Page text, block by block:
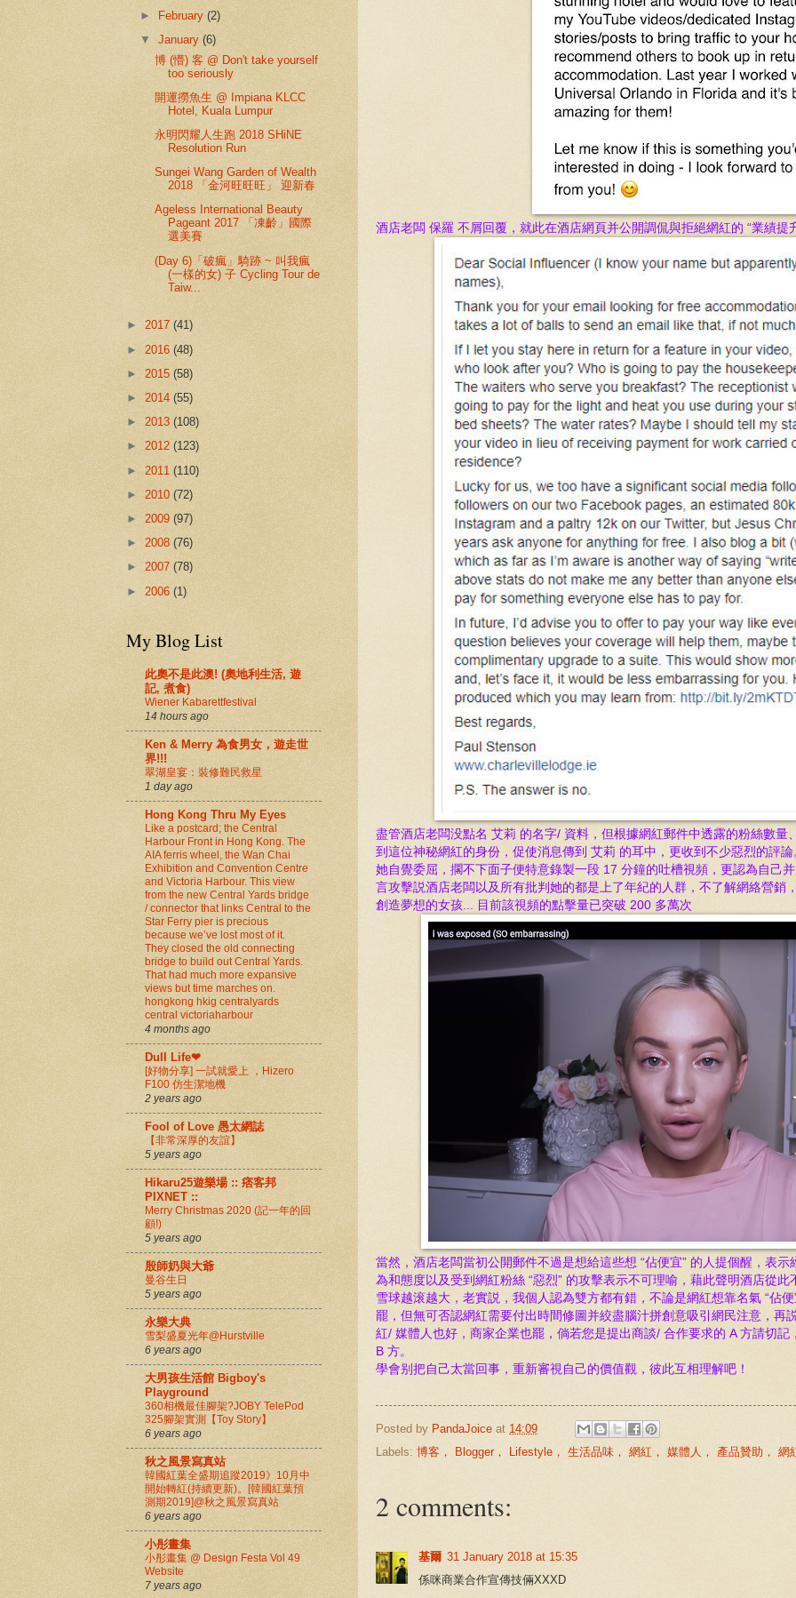
酒店老闆 保羅 不屑回覆，就此在酒店網頁并公開調侃與拒絕網紅的 “業績提
盡管酒店老闆没點名 艾莉 的名字/ 資料，但根據網紅郵件中透露的粉絲數
到這位神秘網紅的身份，促使消息傳到 艾莉 的耳中，更收到不少惡烈的評論
她自覺委屈，擱不下面子便特意錄製一段 17 分鐘的吐槽視頻， 更認為自己
言攻擊説酒店老闆以及所有批判她的都是上了年紀的人群，不了解網絡營銷
創造夢想的女孩...
目前該視頻的點擊量已突破 200 多萬次
當然，酒店老闆當初公開郵件不過是想給這些想 “佔便宜” 的人提個醒，表示
為和態度以及受到網紅粉絲 “惡烈” 的攻擊表示不可理喻，藉此聲明酒店從
雪球越滚越大， 老實説， 我個人認為雙方都有錯，不論是網紅想靠名氣 “佔
罷，但無可否認網紅需要付出時間修圖并絞盡腦汁拼創意吸引網民注意，再
紅/ 媒體人也好， 商家企業也罷，倘若您是提出商談/ 合作要求的 A 方請切記
B 方。
學會别把自己太當回事， 重新審視自己的價值觀，彼此互相理解吧！
Posted by PandaJoice at 14:09
Labels: 博客， Blogger， Lifestyle， 生活品味， 網紅， 媒體人， 產品贊助， 網
2 comments:
基爾 31 January 2018 at 15:35
係咪商業合作宣傳技倆XXXD
► February(2)
▼January(6)
博 (懵) 客 @ Don't take yourself
too seriously
開運撈魚生 @ Impiana KLCC
Hotel, Kuala Lumpur
永明閃耀人生跑 2018 SHiNE
Resolution Run
Sungei Wang Garden of Wealth
2018 「金河旺旺旺」 迎新春
Ageless International Beauty
Pageant 2017 「凍齡」國際
選美賽
(Day 6)「破瘋」騎跡 ~ 叫我瘋
(一樣的女) 子 Cycling Tour de
Taiw...
► 2017 (41)
► 2016 (48)
► 2015 (58)
► 2014 (55)
► 2013 (108)
► 2012 (123)
► 2011 (110)
► 2010 (72)
► 2009 (97)
► 2008 (76)
► 2007 (78)
► 2006 (1)
My Blog List
此奧不是此澳! (奧地利生活, 遊
記, 煮食)
Wiener Kabarettfestival
14 hours ago
Ken & Merry 為食男女，遊走世
界!!!
翠湖皇宴：裝修難民救星
1 day ago
Hong Kong Thru My Eyes
Like a postcard; the Central
Harbour Front in Hong Kong. The
AIA ferris wheel, the Wan Chai
Exhibition and Convention Centre
and Victoria Harbour. This view
from the new Central Yards bridge
/ connector that links Central to the
Star Ferry pier is precious
because we’ve lost most of it.
They closed the old connecting
bridge to build out Central Yards.
That had much more expansive
views but time marches on.
hongkong hkig centralyards
central victoriaharbour
4 months ago
Dull Life❤
[好物分享] 一試就愛上 ，Hizero
F100 仿生潔地機
2 years ago
Fool of Love 愚太網誌
【非常深厚的友誼】
5 years ago
Hikaru25遊樂場 :: 痞客邦
PIXNET ::
Merry Christmas 2020 (記一年的回
顧!)
5 years ago
殷師奶與大爺
曼谷生日
5 years ago
永樂大典
雪梨盛夏光年@Hurstville
6 years ago
大男孩生活館 Bigboy's
Playground
360相機最佳腳架?JOBY TelePod
325腳架實測【Toy Story】
6 years ago
秋之風景寫真站
韓國紅葉全盛期追蹤2019》10月中
開始轉紅(持續更新)。[韓國紅葉預
測期2019]@秋之風景寫真站
6 years ago
小彤畫集
小彤畫集 @ Design Festa Vol 49
Website
7 years ago